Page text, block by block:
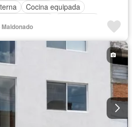
Cocina equipada
Sala polivalente